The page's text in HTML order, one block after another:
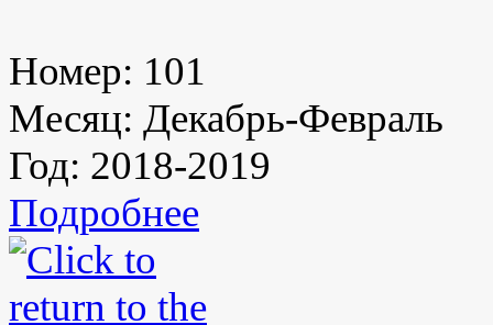
Номер: 101
Месяц: Декабрь-Февраль
Год: 2018-2019
Подробнее